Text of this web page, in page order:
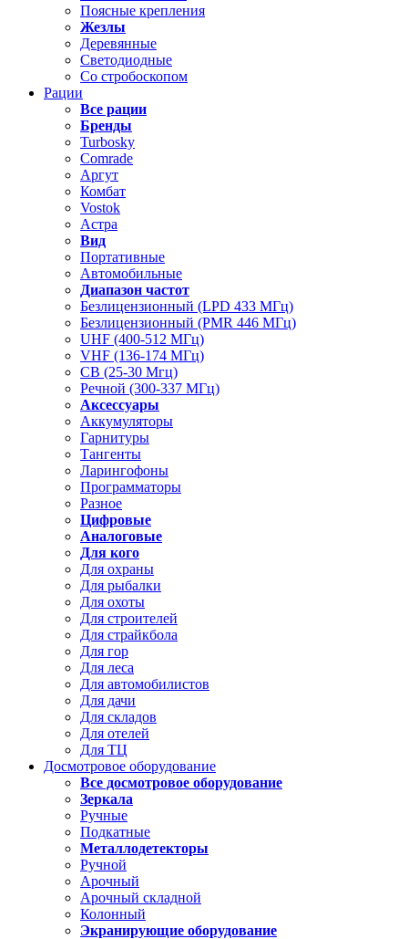
Поясные крепления
Жезлы
Деревянные
Светодиодные
Со стробоскопом
Рации
Все рации
Бренды
Turbosky
Comrade
Аргут
Комбат
Vostok
Астра
Вид
Портативные
Автомобильные
Диапазон частот
Безлицензионный (LPD 433 МГц)
Безлицензионный (PMR 446 МГц)
UHF (400-512 МГц)
VHF (136-174 МГц)
CB (25-30 Мгц)
Речной (300-337 МГц)
Аксессуары
Аккумуляторы
Гарнитуры
Тангенты
Ларингофоны
Программаторы
Разное
Цифровые
Аналоговые
Для кого
Для охраны
Для рыбалки
Для охоты
Для строителей
Для страйкбола
Для гор
Для леса
Для автомобилистов
Для дачи
Для складов
Для отелей
Для ТЦ
Досмотровое оборудование
Все досмотровое оборудование
Зеркала
Ручные
Подкатные
Металлодетекторы
Ручной
Арочный
Арочный складной
Колонный
Экранирующие оборудование